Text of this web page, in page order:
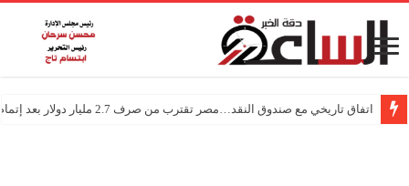
اتفاق تاريخي مع صندوق النقد…مصر تقترب من صرف 2.7 مليار دولار بعد إتمام المراجعتين